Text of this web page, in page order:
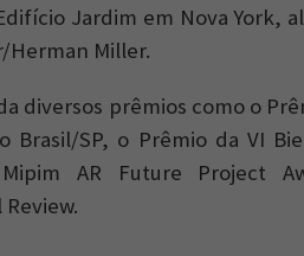
Jardim em Nova York,
Herman Miller.
diversos prêmios como o
Brasil/SP, o Prêmio da VI
AR Future Project